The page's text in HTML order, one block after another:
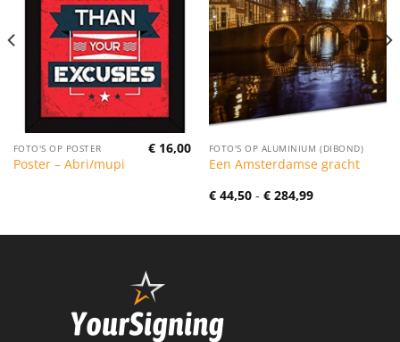
FOTO'S OP POSTER
Poster – Abri/mupi
€ 16,00 FOTO'S OP ALUMINIUM (DIBOND)
Een Amsterdamse gracht
€44,50 - €284,99Prijsklasse: